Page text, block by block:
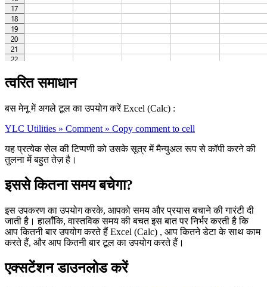
त्वरित समाधान
बस मेनू में अगले टूल का उपयोग करें Excel (Calc) :
YLC Utilities » Comment » Copy comment to cell
यह प्रत्येक सेल की टिप्पणी को उसके सूत्र में मैन्युअल रूप से कॉपी करने की
तुलना में बहुत तेज़ है।
इससे कितना समय बचेगा?
इस उपकरण का उपयोग करके, आपको समय और प्रयास बचाने की गारंटी दी
जाती है। हालाँकि, वास्तविक समय की बचत इस बात पर निर्भर करती है कि
आप कितनी बार उपयोग करते हैं Excel (Calc) , आप कितने डेटा के साथ काम
करते हैं, और आप कितनी बार टूल का उपयोग करते हैं।
एक्सटेंशन डाउनलोड करें